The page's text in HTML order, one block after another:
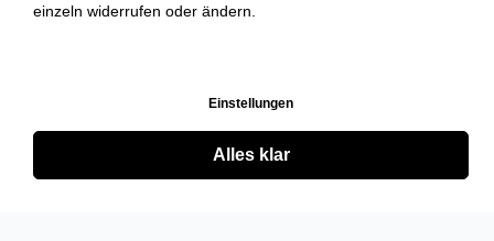
einzeln widerrufen oder ändern.
Einstellungen
Alles klar